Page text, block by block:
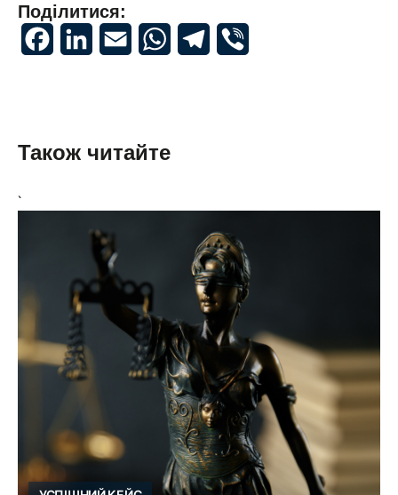
Поділитися:
FacebookLinkedInEmail WhatsAppTelegram
Також читайте
`